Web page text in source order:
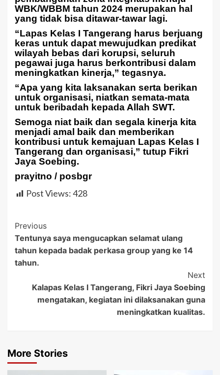
WBK/WBBM tahun 2024 merupakan hal
yang tidak bisa ditawar-tawar lagi.
“Lapas Kelas I Tangerang harus berjuang
keras untuk dapat mewujudkan predikat
wilayah bebas dari korupsi, seluruh
pegawai juga harus berkontribusi dalam
meningkatkan kinerja,” tegasnya.
“Apa yang kita laksanakan serta berikan
untuk organisasi, niatkan semata-mata
untuk beribadah kepada Allah SWT.
Semoga niat baik dan segala kinerja kita
menjadi amal baik dan memberikan
kontribusi untuk kemajuan Lapas Kelas I
Tangerang dan organisasi,” tutup Fikri
Jaya Soebing.
prayitno / posbgr
Post Views:428
Post
Navigation
Previous
Tentunya saya mengucapkan selamat ulang
tahun kepada badak perkasa group yang ke 14
tahun.
Next
Kalapas Kelas I Tangerang, Fikri Jaya Soebing
mengatakan, kegiatan ini dilaksanakan guna
meningkatkan kualitas.
More Stories